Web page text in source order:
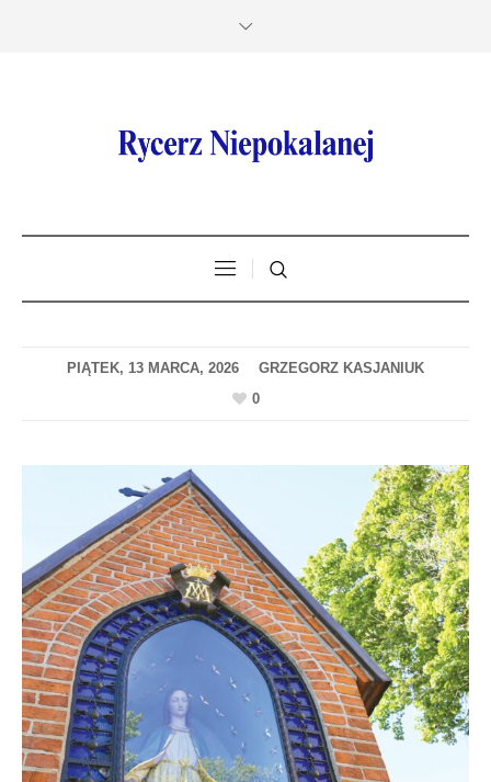
PIĄTEK, 13 MARCA, 2026
0